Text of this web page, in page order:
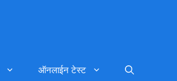
ऑनलाईन टेस्ट